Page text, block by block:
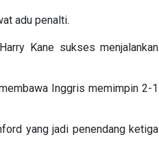
adu penalti.
Kane sukses menjalankan
Inggris memimpin 2-1
yang jadi penendang ketiga